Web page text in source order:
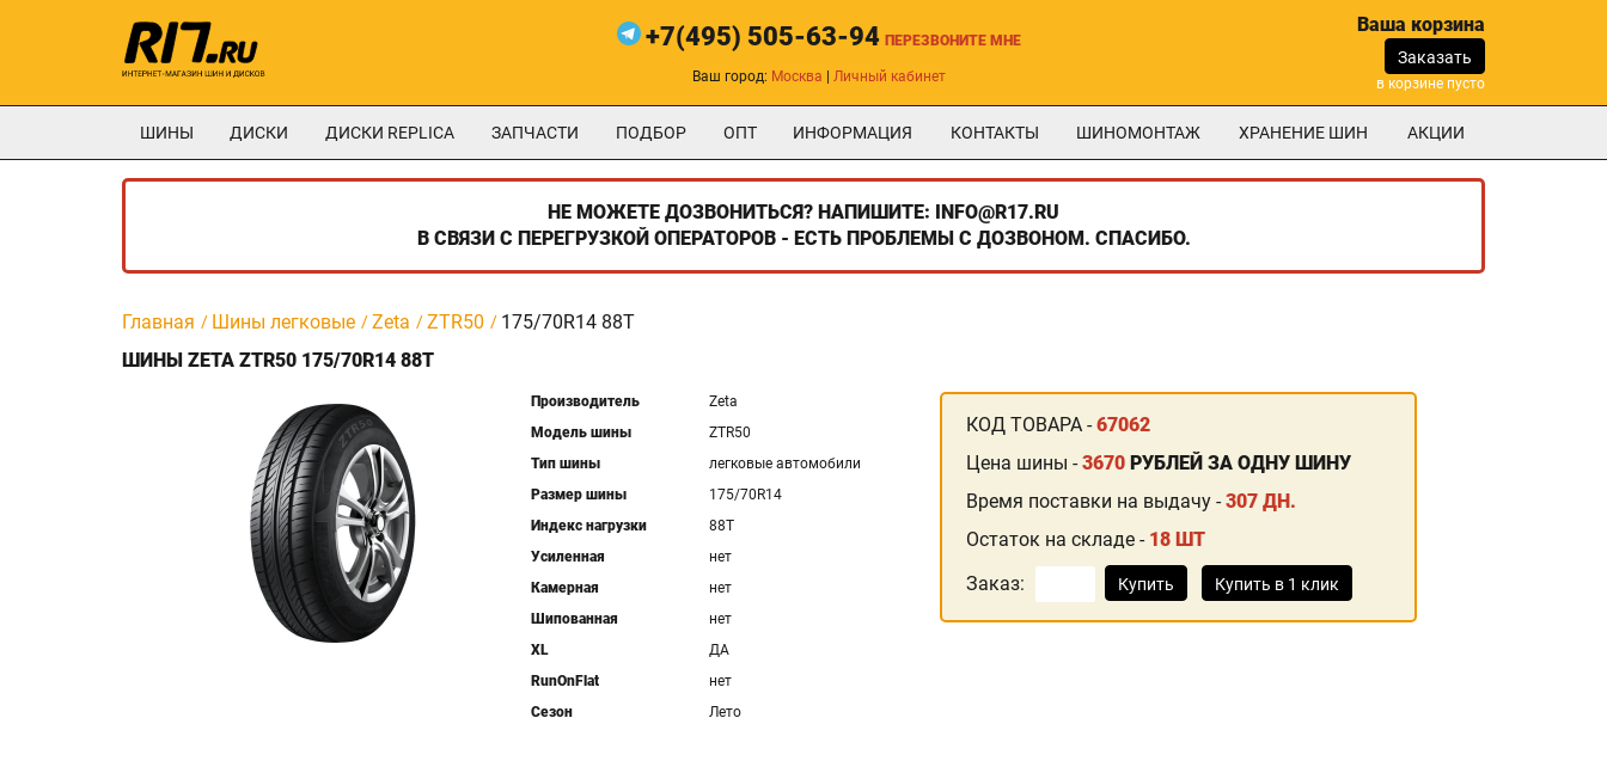
+7(495) 505-63-94 ПЕРЕЗВОНИТЕ МНЕ
Ваш город: Москва Личный кабинет
Ваша корзина
Заказать
в корзине пусто
ШИНЫ ДИСКИ ДИСКИ REPLICA ЗАПЧАСТИ ПОДБОР ОПТ ИНФОРМАЦИЯ КОНТАКТЫ ШИНОМОНТАЖ ХРАНЕНИЕ ШИН АКЦИИ
НЕ МОЖЕТЕ ДОЗВОНИТЬСЯ? НАПИШИТЕ: INFO@R17.RU
В СВЯЗИ С ПЕРЕГРУЗКОЙ ОПЕРАТОРОВ - ЕСТЬ ПРОБЛЕМЫ С ДОЗВОНОМ. СПАСИБО.
Главная Шины легковые Zeta ZTR50
175/70R14 88T
ШИНЫ ZETA ZTR50 175/70R14 88T
Производитель
Zeta
Модель шины
ZTR50
Тип шины
легковые автомобили
Размер шины
175/70R14
Индекс нагрузки
88T
Усиленная
нет
Камерная
нет
Шипованная
нет
XL
ДА
RunOnFlat
нет
Сезон
Лето
КОД ТОВАРА -67062
Цена шины -3670 РУБЛЕЙ ЗА ОДНУ ШИНУ
Время поставки на выдачу -307 ДН.
Остаток на складе - 18 ШТ
Заказ:
Купить Купить в 1 клик